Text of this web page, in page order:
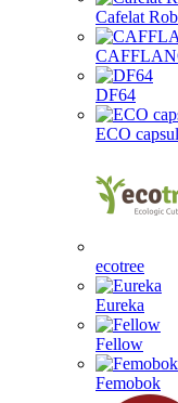
Cafelat
DF64
ECO
ecotree
Eureka
Fellow
Femobok